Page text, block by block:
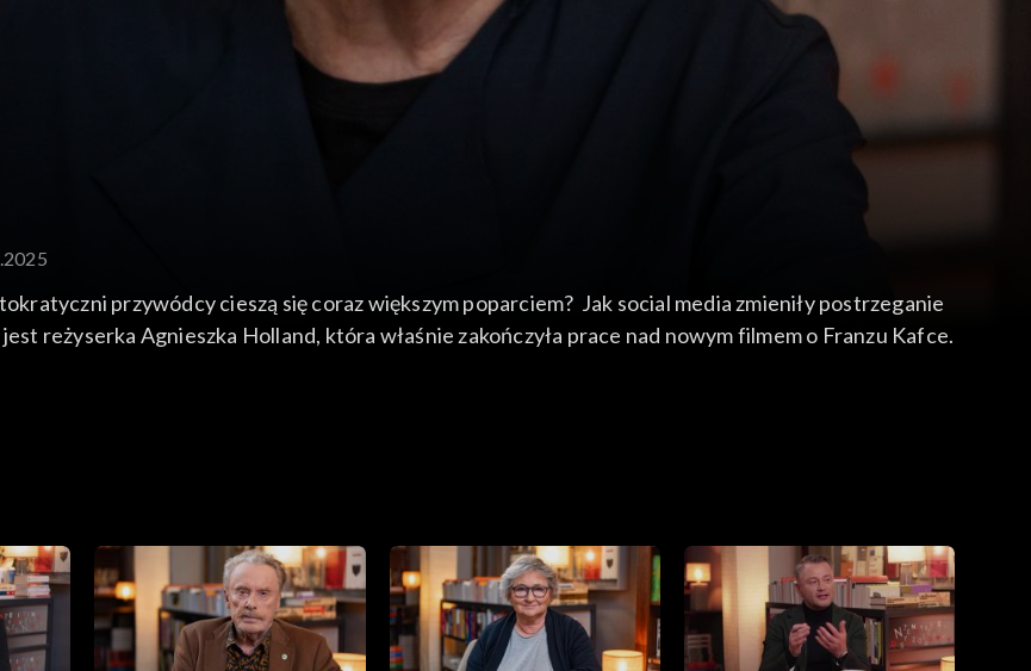
przywódcy cieszą się coraz większym poparciem? Jak social media zmieniły postrzeganie
reżyserka Agnieszka Holland, która właśnie zakończyła prace nad nowym filmem o Franzu Kafce.